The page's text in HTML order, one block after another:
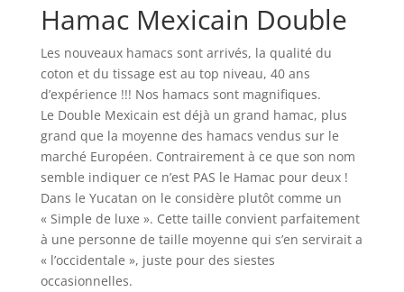
Hamac Mexicain Double
Les nouveaux hamacs sont arrivés, la qualité du
coton et du tissage est au top niveau, 40 ans
d’expérience !!! Nos hamacs sont magnifiques.
Le Double Mexicain est déjà un grand hamac, plus
grand que la moyenne des hamacs vendus sur le
marché Européen. Contrairement à ce que son nom
semble indiquer ce n’est PAS le Hamac pour deux !
Dans le Yucatan on le considère plutôt comme un
« Simple de luxe ». Cette taille convient parfaitement
à une personne de taille moyenne qui s’en servirait a
« l’occidentale », juste pour des siestes
occasionnelles.